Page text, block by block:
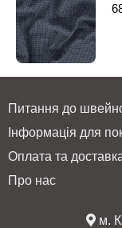
Питання до
Інформація для
Оплата та
Про нас
м.